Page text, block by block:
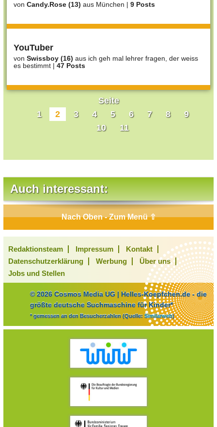
von Candy.Rose (13) aus München | 9 Posts
YouTuber
von Swissboy (16) aus ich geh mal lehrer fragen, der weiss
es bestimmt | 47 Posts
Seite
1
2 3 4 5 6 7 8
9
10
11
Auch interessant:
Nach Oben - Zum Menü ⇧
Redaktionsteam Impressum
Kontakt
Datenschutzerklärung
Werbung
Über uns
Jobs und Stellen
© 2026 Cosmos Media UG | Helles-Koepfchen.de - die
größte deutsche Suchmaschine für Kinder*
* gemessen an den Besucherzahlen (Quelle: Similarweb)